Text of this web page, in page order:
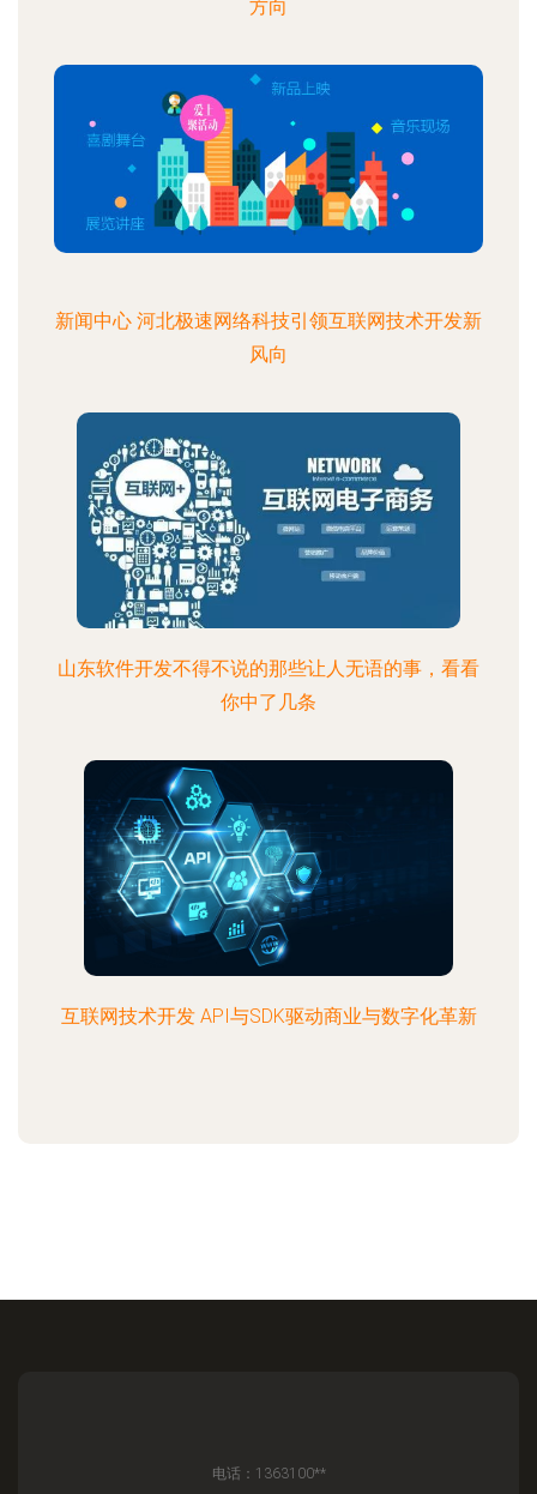
方向
新闻中心 河北极速网络科技引领互联网技术开发新
风向
山东软件开发不得不说的那些让人无语的事，看看
你中了几条
互联网技术开发 API与SDK驱动商业与数字化革新
电话：1363100**